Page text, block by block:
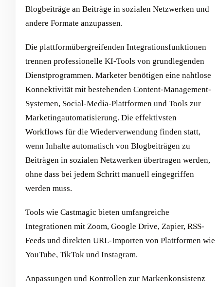
Blogbeiträge an Beiträge in sozialen Netzwerken und
andere Formate anzupassen.
Die plattformübergreifenden Integrationsfunktionen
trennen professionelle KI-Tools von grundlegenden
Dienstprogrammen. Marketer benötigen eine nahtlose
Konnektivität mit bestehenden Content-Management-
Systemen, Social-Media-Plattformen und Tools zur
Marketingautomatisierung. Die effektivsten
Workflows für die Wiederverwendung finden statt,
wenn Inhalte automatisch von Blogbeiträgen zu
Beiträgen in sozialen Netzwerken übertragen werden,
ohne dass bei jedem Schritt manuell eingegriffen
werden muss.
Tools wie Castmagic bieten umfangreiche
Integrationen mit Zoom, Google Drive, Zapier, RSS-
Feeds und direkten URL-Importen von Plattformen wie
YouTube, TikTok und Instagram.
Anpassungen und Kontrollen zur Markenkonsistenz